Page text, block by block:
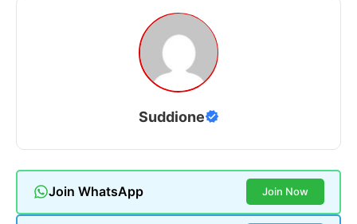
Suddione
Join WhatsApp Join Now